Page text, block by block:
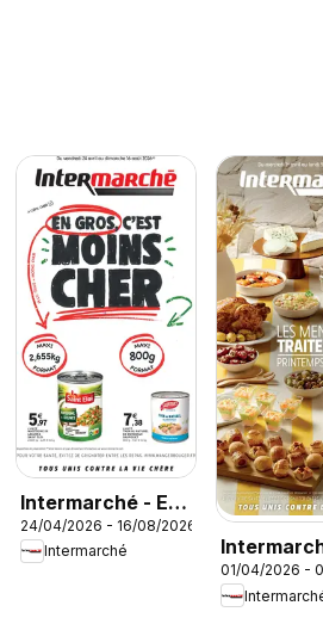
Intermarché - En
gros, c’est moins
cher
24/04/2026 - 16/08/2026
Intermarché
menus
01/04/2026 -